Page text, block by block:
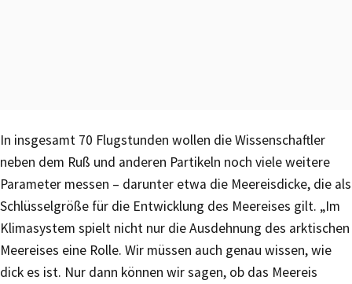
In insgesamt 70 Flugstunden wollen die Wissenschaftler
neben dem Ruß und anderen Partikeln noch viele weitere
Parameter messen – darunter etwa die Meereisdicke, die als
Schlüsselgröße für die Entwicklung des Meereises gilt. „Im
Klimasystem spielt nicht nur die Ausdehnung des arktischen
Meereises eine Rolle. Wir müssen auch genau wissen, wie
dick es ist. Nur dann können wir sagen, ob das Meereis